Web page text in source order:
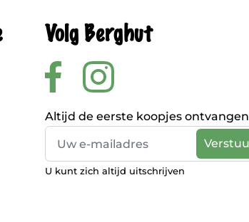
Volg Berghut
Altijd de eerste koopjes ontvangen
U kunt zich altijd uitschrijven